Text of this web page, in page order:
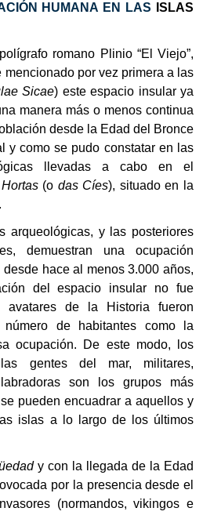
HUMANA EN LAS ISLAS
romano Plinio “El Viejo”,
mencionado por vez primera a las
Sicae) este espacio insular ya
manera más o menos continua
desde la Edad del Bronce
y como se pudo constatar en las
llevadas a cabo en el
(o das Cíes), situado en la
arqueológicas, y las posteriores
demuestran una ocupación
hace al menos 3.000 años,
del espacio insular no fue
de la Historia fueron
de habitantes como la
ocupación. De este modo, los
gentes del mar, militares,
son los grupos más
pueden encuadrar a aquellos y
islas a lo largo de los últimos
y con la llegada de la Edad
por la presencia desde el
(normandos, vikingose